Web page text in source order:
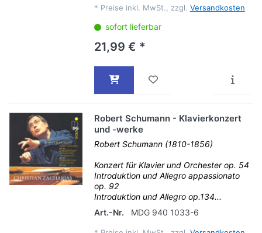
* Preise inkl. MwSt., zzgl. Versandkosten
sofort lieferbar
21,99 € *
Robert Schumann - Klavierkonzert
und -werke
Robert Schumann (1810-1856)
Konzert für Klavier und Orchester op. 54
Introduktion und Allegro appassionato
op. 92
Introduktion und Allegro op.134...
Art.-Nr.
MDG 940 1033-6